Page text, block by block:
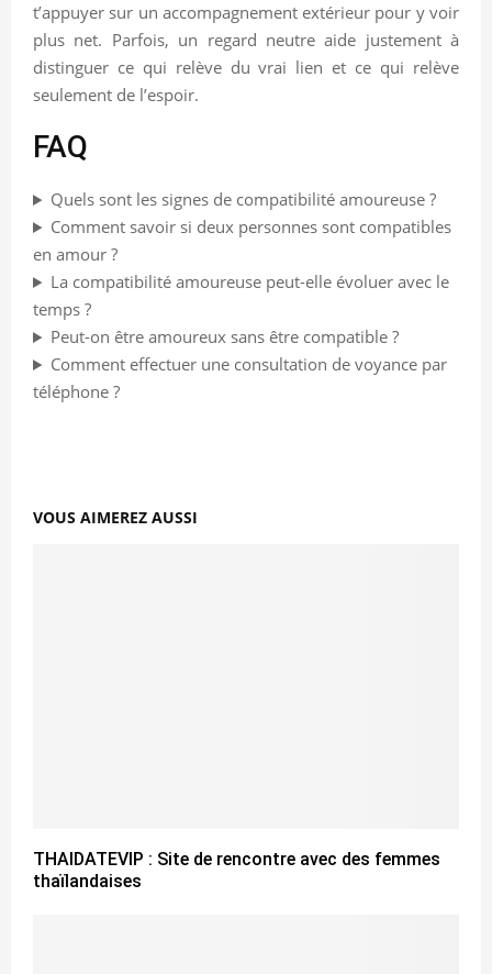
t’appuyer sur un accompagnement extérieur pour y voir
plus net. Parfois, un regard neutre aide justement à
distinguer ce qui relève du vrai lien et ce qui relève
seulement de l’espoir.
FAQ
Quels sont les signes de compatibilité amoureuse ?
Comment savoir si deux personnes sont compatibles
en amour ?
La compatibilité amoureuse peut-elle évoluer avec le
temps ?
Peut-on être amoureux sans être compatible ?
Comment effectuer une consultation de voyance par
téléphone ?
VOUS AIMEREZ AUSSI
THAIDATEVIP : Site de rencontre avec des femmes
thaïlandaises